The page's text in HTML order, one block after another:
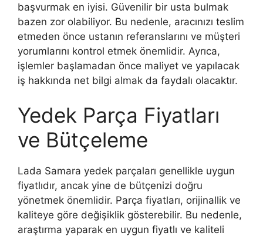
başvurmak en iyisi. Güvenilir bir usta bulmak
bazen zor olabiliyor. Bu nedenle, aracınızı teslim
etmeden önce ustanın referanslarını ve müşteri
yorumlarını kontrol etmek önemlidir. Ayrıca,
işlemler başlamadan önce maliyet ve yapılacak
iş hakkında net bilgi almak da faydalı olacaktır.
Yedek Parça Fiyatları
ve Bütçeleme
Lada Samara yedek parçaları genellikle uygun
fiyatlıdır, ancak yine de bütçenizi doğru
yönetmek önemlidir. Parça fiyatları, orijinallik ve
kaliteye göre değişiklik gösterebilir. Bu nedenle,
araştırma yaparak en uygun fiyatlı ve kaliteli